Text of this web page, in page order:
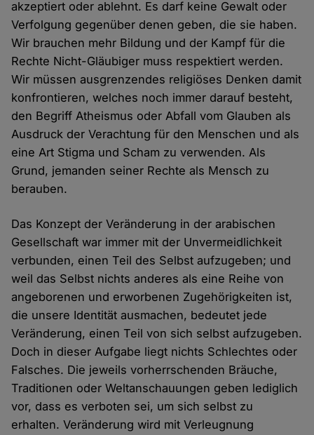
akzeptiert oder ablehnt. Es darf keine Gewalt oder
Verfolgung gegenüber denen geben, die sie haben.
Wir brauchen mehr Bildung und der Kampf für die
Rechte Nicht-Gläubiger muss respektiert werden.
Wir müssen ausgrenzendes religiöses Denken damit
konfrontieren, welches noch immer darauf besteht,
den Begriff Atheismus oder Abfall vom Glauben als
Ausdruck der Verachtung für den Menschen und als
eine Art Stigma und Scham zu verwenden. Als
Grund, jemanden seiner Rechte als Mensch zu
berauben.
Das Konzept der Veränderung in der arabischen
Gesellschaft war immer mit der Unvermeidlichkeit
verbunden, einen Teil des Selbst aufzugeben; und
weil das Selbst nichts anderes als eine Reihe von
angeborenen und erworbenen Zugehörigkeiten ist,
die unsere Identität ausmachen, bedeutet jede
Veränderung, einen Teil von sich selbst aufzugeben.
Doch in dieser Aufgabe liegt nichts Schlechtes oder
Falsches. Die jeweils vorherrschenden Bräuche,
Traditionen oder Weltanschauungen geben lediglich
vor, dass es verboten sei, um sich selbst zu
erhalten. Veränderung wird mit Verleugnung